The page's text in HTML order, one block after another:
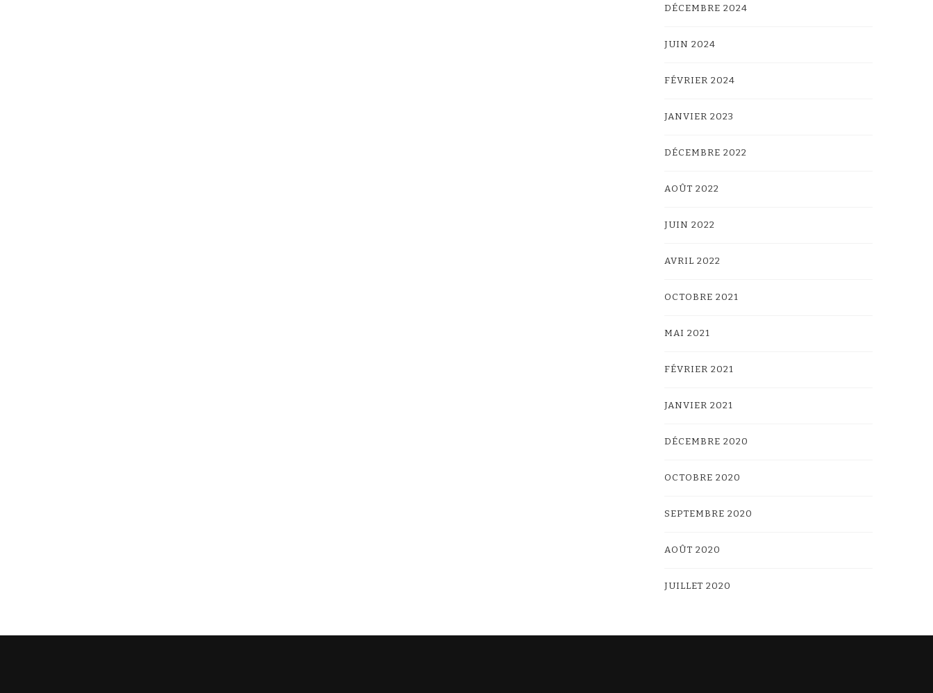
DÉCEMBRE 2024
JUIN 2024
FÉVRIER 2024
JANVIER 2023
DÉCEMBRE 2022
AOÛT 2022
JUIN 2022
AVRIL 2022
OCTOBRE 2021
MAI 2021
FÉVRIER 2021
JANVIER 2021
DÉCEMBRE 2020
OCTOBRE 2020
SEPTEMBRE 2020
AOÛT 2020
JUILLET 2020